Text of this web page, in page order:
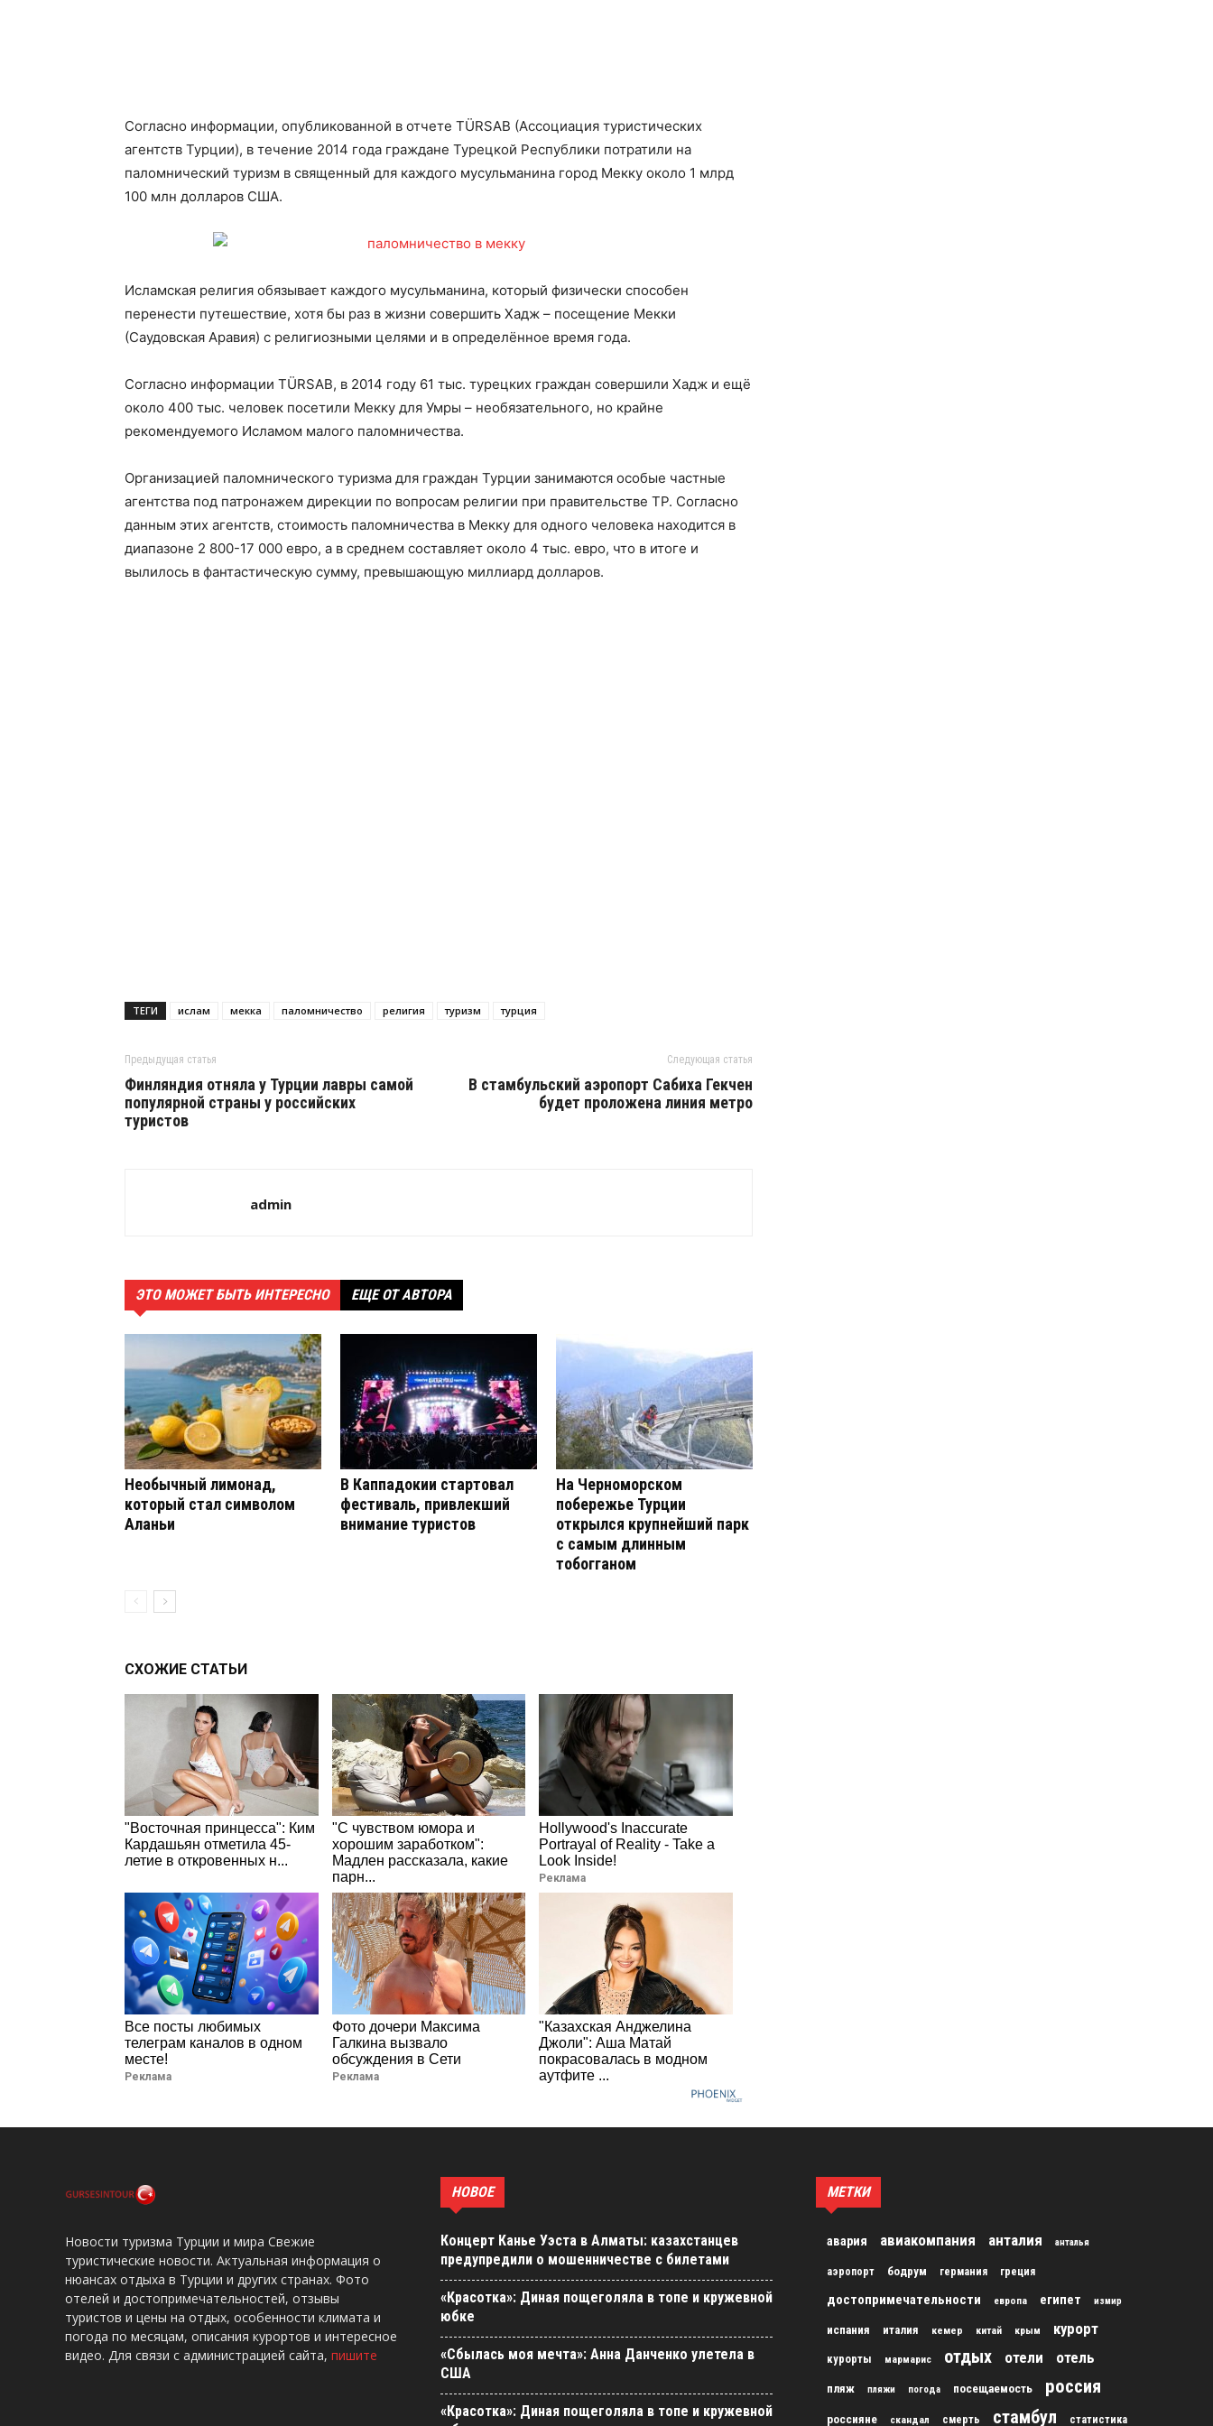
Согласно информации, опубликованной в отчете TÜRSAB (Ассоциация туристических
агентств Турции), в течение 2014 года граждане Турецкой Республики потратили на
паломнический туризм в священный для каждого мусульманина город Мекку около 1 млрд
100 млн долларов США.
Исламская религия обязывает каждого мусульманина, который физически способен
перенести путешествие, хотя бы раз в жизни совершить Хадж – посещение Мекки
(Саудовская Аравия) с религиозными целями и в определённое время года.
Согласно информации TÜRSAB, в 2014 году 61 тыс. турецких граждан совершили Хадж и ещё
около 400 тыс. человек посетили Мекку для Умры – необязательного, но крайне
рекомендуемого Исламом малого паломничества.
Организацией паломнического туризма для граждан Турции занимаются особые частные
агентства под патронажем дирекции по вопросам религии при правительстве ТР. Согласно
данным этих агентств, стоимость паломничества в Мекку для одного человека находится в
диапазоне 2 800-17 000 евро, а в среднем составляет около 4 тыс. евро, что в итоге и
вылилось в фантастическую сумму, превышающую миллиард долларов.
ТЕГИ ислам мекка паломничество религия туризм турция
Предыдущая статья
Финляндия отняла у Турции лавры самой
популярной страны у российских
туристов
Следующая статья
В стамбульский аэропорт Сабиха Гекчен
будет проложена линия метро
admin
ЭТО МОЖЕТ БЫТЬ ИНТЕРЕСНО ЕЩЕ ОТ АВТОРА
Необычный лимонад,
который стал символом
Аланьи
В Каппадокии стартовал
фестиваль, привлекший
внимание туристов
На Черноморском
побережье Турции
открылся крупнейший парк
с самым длинным
тобогганом
СХОЖИЕ СТАТЬИ
"Восточная принцесса": Ким
Кардашьян отметила 45-
летие в откровенных н...
"С чувством юмора и
хорошим заработком":
Мадлен рассказала, какие
парн...
Hollywood's Inaccurate
Portrayal of Reality - Take a
Look Inside!
Реклама
Все посты любимых
телеграм каналов в одном
месте!
Реклама
Фото дочери Максима
Галкина вызвало
обсуждения в Сети
Реклама
"Казахская Анджелина
Джоли": Аша Матай
покрасовалась в модном
аутфите ...
Новости туризма Турции и мира Свежие
туристические новости. Актуальная информация о
нюансах отдыха в Турции и других странах. Фото
отелей и достопримечательностей, отзывы
туристов и цены на отдых, особенности климата и
погода по месяцам, описания курортов и интересное
видео. Для связи с администрацией сайта, пишите
НОВОЕ
Концерт Канье Уэста в Алматы: казахстанцев
предупредили о мошенничестве с билетами
«Красотка»: Диная пощеголяла в топе и кружевной
юбке
«Сбылась моя мечта»: Анна Данченко улетела в
США
«Красотка»: Диная пощеголяла в топе и кружевной
МЕТКИ
авария авиакомпания анталия анталья
аэропорт бодрум германия греция
достопримечательности европа египет измир
испания италия кемер китай крым курорт
курорты мармарис отдых отели отель
пляж пляжи погода посещаемость россия
россияне скандал смерть стамбул статистика